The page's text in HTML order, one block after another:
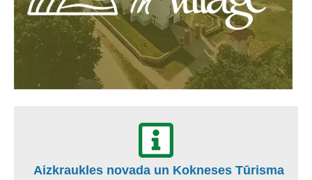
Aizkraukles novada un Kokneses Tūrisma